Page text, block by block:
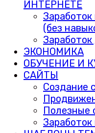
ИНТЕРНЕТЕ
(без
ЭКОНОМИКА
ОБУЧЕНИЕ И
САЙТЫ
Создание
Полезные